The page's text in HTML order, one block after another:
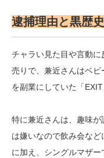
逮捕理由と黒歴
チャラい見た目や言動
売りで、兼近さんはベ
を副業にしていた「EXIT
特に兼近さんは、趣味
は嫌いなので飲み会な
に加え、シングルマザ